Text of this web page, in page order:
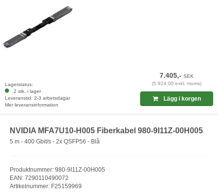
Lagerstatus:
2 stk. i lager
Leveranstid: 2-3 arbetsdagar
Mer leveransinformation
7.405,-SEK
(5.924,00 exkl. moms)
Lägg i korgen
NVIDIA MFA7U10-H005 Fiberkabel 980-9I11Z-00H005
5 m - 400 Gbit/s - 2x QSFP56 - Blå
Produktnummer: 980-9I11Z-00H005
EAN: 7290110490072
Artikelnummer: F25159969